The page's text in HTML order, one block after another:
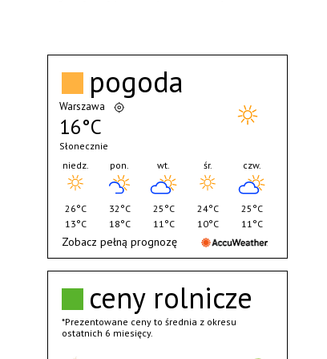
ceny rolnicze
*Prezentowane ceny to średnia z okresu
ostatnich 6 miesięcy.
pogoda
Warszawa
16°C
Słonecznie
niedz.
26°C
13°C
pon.
32°C
18°C
wt.
25°C
11°C
śr.
24°C
10°C
czw.
25°C
11°C
Zobacz pełną prognozę